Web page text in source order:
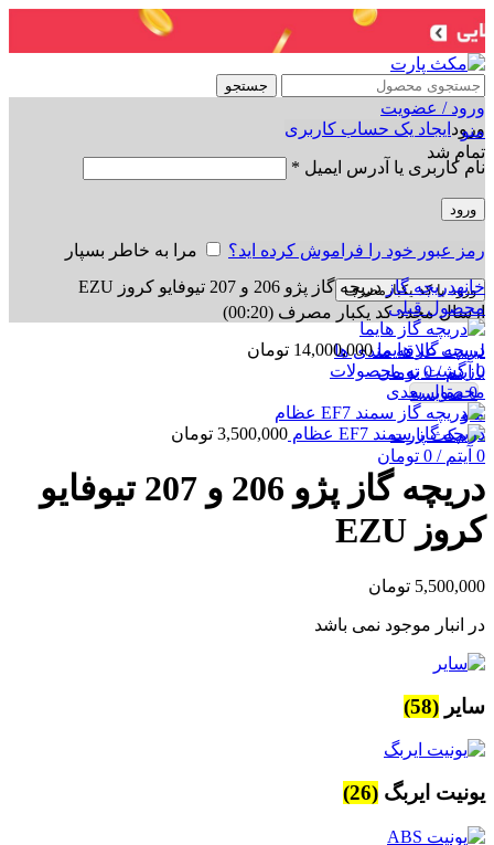
جستجو
ورود / عضویت
ورود ایجاد یک حساب کاربری
نام کاربری یا آدرس ایمیل *
ورود
رمز عبور خود را فراموش کرده اید؟ مرا به خاطر بسپار
ورود با کد یکبارمصرف
ارسال مجدد کد یکبار مصرف (00:
20
)
لیست علاقه مندی ها
0 آیتم /
0 تومان
0 مقایسه
منو
0 آیتم /
0 تومان
منو
تمام شد
برای بزرگنمایی کلیک کنید
خانهدریچه گاز دریچه گاز پژو 206 و 207 تیوفایو کروز EZU
محصول قبلی
دریچه گاز هایما14,000,000 تومان
بازگشت به محصولات
محصول بعدی
دریچه گاز سمند EF7 عظام 3,500,000 تومان
دریچه گاز پژو 206 و 207 تیوفایو
کروز EZU
5,500,000 تومان
در انبار موجود نمی باشد
سایر (58)
یونیت ایربگ (26)